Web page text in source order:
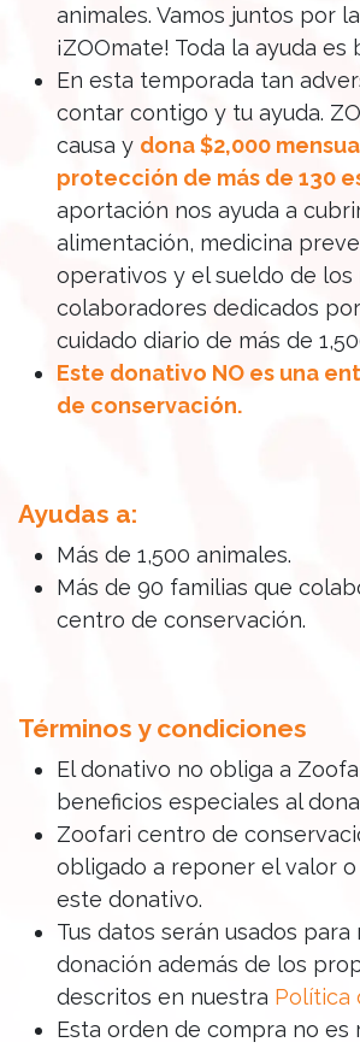
animales. Vamos juntos por
¡ZOOmate! Toda la ayuda es
En esta temporada tan
contar contigo y tu ayuda.
causa y dona $2,000
protección de más de 130
aportación nos ayuda a
alimentación, medicina
operativos y el sueldo de los
colaboradores dedicados
cuidado diario de más de
Este donativo NO es una
de conservación.
Ayudas a:
Más de 1,500 animales.
Más de 90 familias que
centro de conservación.
Términos y condiciones
El donativo no obliga a
beneficios especiales al
Zoofari centro de
obligado a reponer el valor
este donativo.
Tus datos serán usados para
donación además de los
descritos en nuestra Política
Esta orden de compra no es